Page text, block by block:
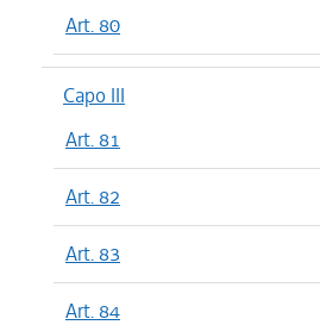
Art. 80
Capo III
Art. 81
Art. 82
Art. 83
Art. 84